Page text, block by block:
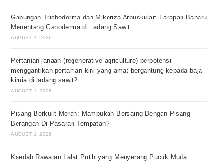
Gabungan Trichoderma dan Mikoriza Arbuskular: Harapan Baharu
Menentang Ganoderma di Ladang Sawit
AUGUST 1, 2026
Pertanian janaan (regenerative agriculture) berpotensi
menggantikan pertanian kini yang amat bergantung kepada baja
kimia di ladang sawit?
AUGUST 1, 2026
Pisang Berkulit Merah: Mampukah Bersaing Dengan Pisang
Berangan Di Pasaran Tempatan?
AUGUST 1, 2026
Kaedah Rawatan Lalat Putih yang Menyerang Pucuk Muda